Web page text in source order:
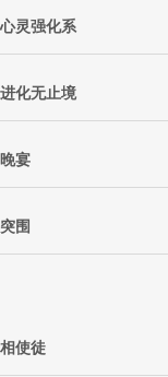
灵强化系
化无止境
宴
围
使徒